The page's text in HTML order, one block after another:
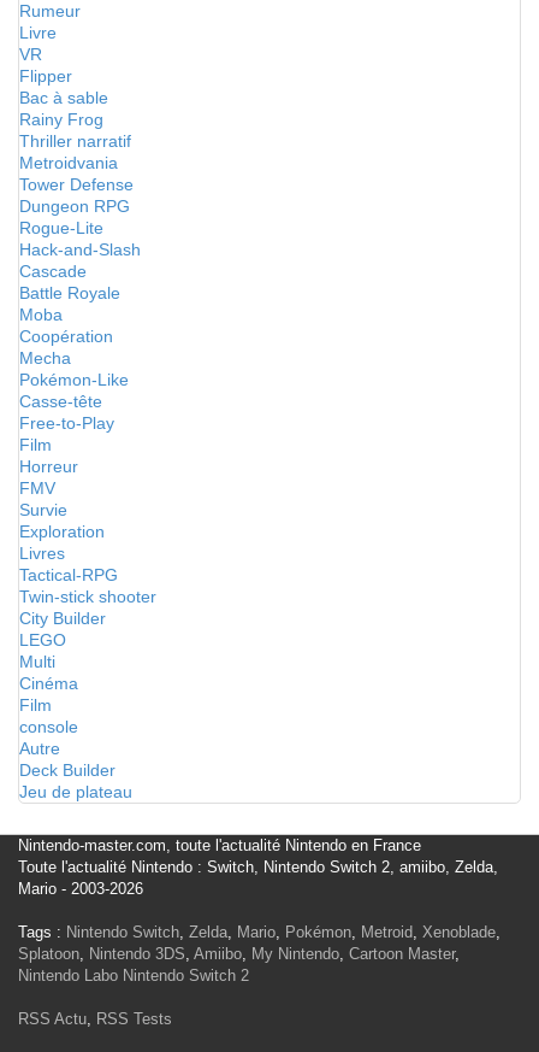
Rumeur
Livre
VR
Flipper
Bac à sable
Rainy Frog
Thriller narratif
Metroidvania
Tower Defense
Dungeon RPG
Rogue-Lite
Hack-and-Slash
Cascade
Battle Royale
Moba
Coopération
Mecha
Pokémon-Like
Casse-tête
Free-to-Play
Film
Horreur
FMV
Survie
Exploration
Livres
Tactical-RPG
Twin-stick shooter
City Builder
LEGO
Multi
Cinéma
Film
console
Autre
Deck Builder
Jeu de plateau
Nintendo-master.com, toute l'actualité Nintendo en France
Toute l'actualité Nintendo : Switch, Nintendo Switch 2, amiibo, Zelda,
Mario - 2003-2026
Tags : Nintendo Switch, Zelda, Mario, Pokémon, Metroid, Xenoblade,
Splatoon, Nintendo 3DS, Amiibo, My Nintendo, Cartoon Master,
Nintendo Labo Nintendo Switch 2
RSS Actu, RSS Tests